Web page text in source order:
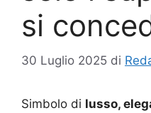
si
30 Luglio 2025 di
Simbolo di lusso,